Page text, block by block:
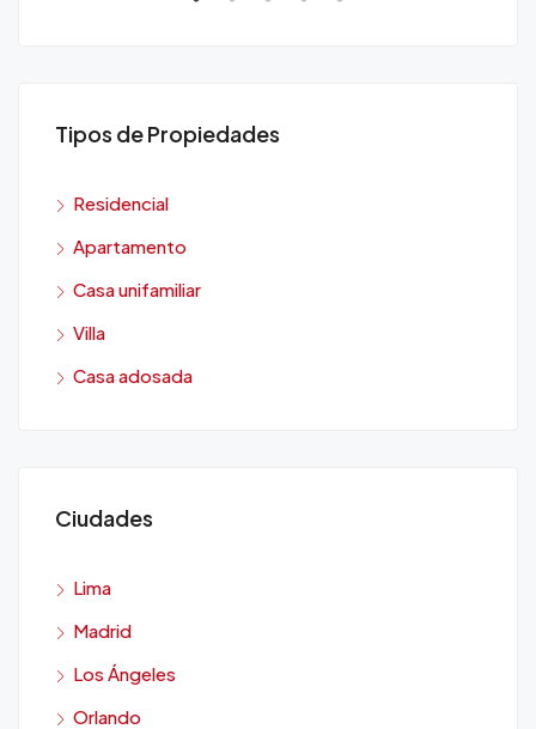
Tipos de Propiedades
Residencial
Apartamento
Casa unifamiliar
Villa
Casa adosada
Ciudades
Lima
Madrid
Los Ángeles
Orlando